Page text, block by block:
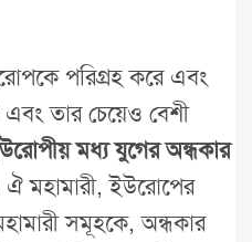
পরিগ্রহ করে এবং
তার চেয়েও বেশী
মধ্য যুগের অন্ধকার
ঐ মহামারী, ইউরোপের
সমূহকে, অন্ধকার